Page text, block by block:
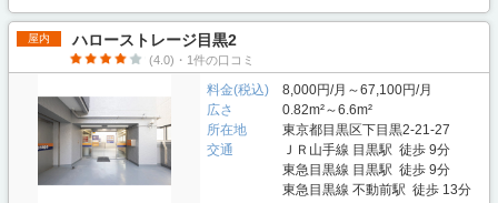
屋内 ハローストレージ目黒2
(4.0)・1件の口コミ
料金(税込)
8,000円/月～67,100円/月
広さ
0.82m²～6.6m²
所在地
東京都目黒区下目黒2-21-27
交通
ＪＲ山手線 目黒駅 徒歩 9分
東急目黒線 目黒駅 徒歩 9分
東急目黒線 不動前駅 徒歩 13分